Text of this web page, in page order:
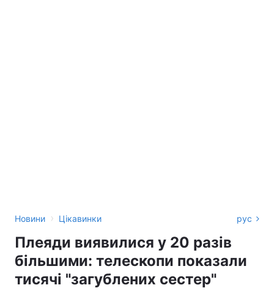
Новини › Цікавинки рус
Плеяди виявилися у 20 разів
більшими: телескопи показали
тисячі "загублених сестер"